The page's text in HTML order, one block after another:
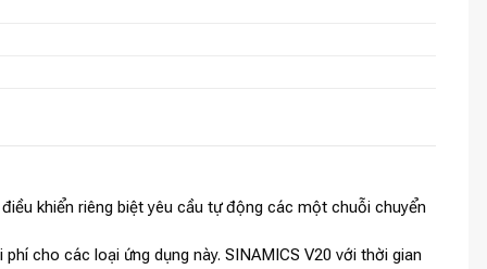
khiển riêng biệt yêu cầu tự động các một chuỗi chuyển
cho các loại ứng dụng này. SINAMICS V20 với thời gian